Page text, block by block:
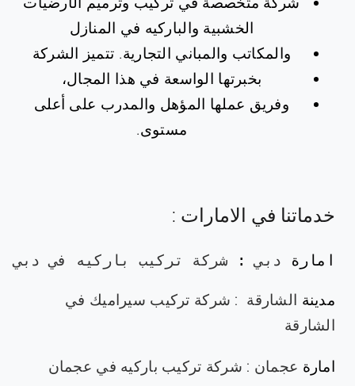
الخشبية والباركيه في المنازل
والمكاتب والمباني التجارية. تتميز الشركة
بخبرتها الواسعة في هذا المجال،
وفريق عملها المؤهل والمدرب على أعلى
مستوى.
خدماتنا في الامارات :
امارة دبي : شركة تركيب باركيه في دبي
مدينة الشارقة : شركة تركيب سيراميك في
الشارقة
امارة عجمان : شركة تركيب باركيه في عجمان